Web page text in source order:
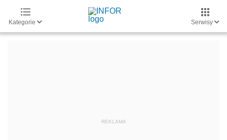
Kategorie Serwisy